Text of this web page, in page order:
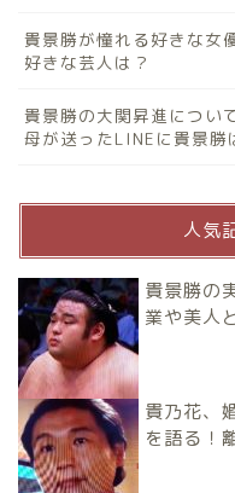
貴景勝が憧れる好きな女
好きな芸人は？
貴景勝の大関昇進につい
母が送ったLINEに貴景勝
人気
貴景勝の
業や美人
貴乃花、
を語る！